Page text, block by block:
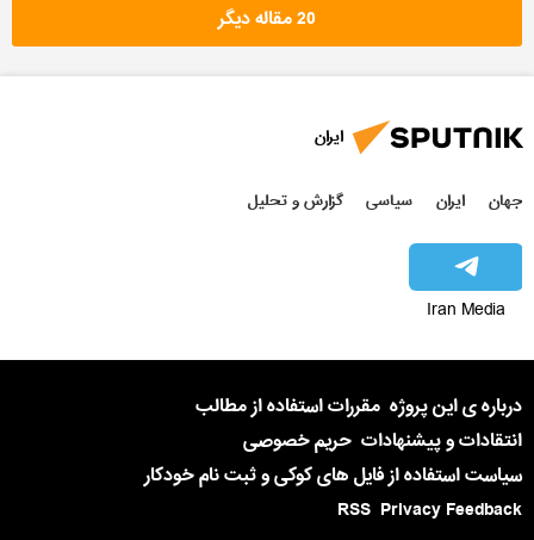
20 مقاله دیگر
ایران
جهان ایران سیاسی گزارش و تحلیل
Iran Media
درباره ی این پروژه مقررات استفاده از مطالب
انتقادات و پیشنهادات حریم خصوصی
سیاست استفاده از فایل های کوکی و ثبت نام خودکار
Privacy Feedback
RSS